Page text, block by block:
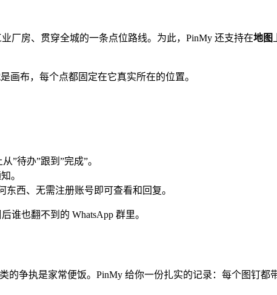
厂房、贯穿全城的一条点位路线。为此，PinMy 还支持在地图
画布，每个点都固定在它真实所在的位置。
”待办”跟到”完成”。
。
西、无需注册账号即可查看和回复。
谁也翻不到的 WhatsApp 群里。
的争执是家常便饭。PinMy 给你一份扎实的记录：每个图钉